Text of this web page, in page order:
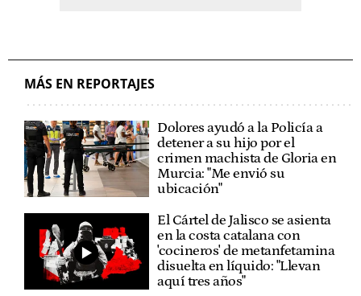
MÁS EN REPORTAJES
Dolores ayudó a la Policía a
detener a su hijo por el
crimen machista de Gloria en
Murcia: "Me envió su
ubicación"
El Cártel de Jalisco se asienta
en la costa catalana con
'cocineros' de metanfetamina
disuelta en líquido: "Llevan
aquí tres años"